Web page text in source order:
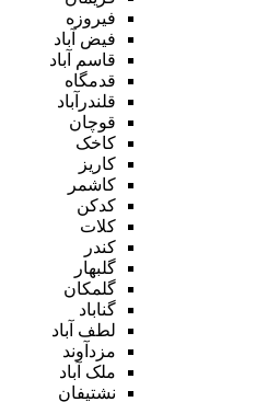
فیروزه
فیض آباد
قاسم آباد
قدمگاه
قلندرآباد
قوچان
کاخک
کاریز
کاشمر
کدکن
کلات
کندر
گلبهار
گلمکان
گناباد
لطف آباد
مزدآوند
ملک آباد
نشتیفان